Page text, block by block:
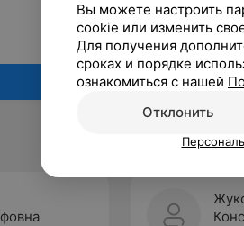
Вы можете настроить
cookie или изменить
Для получения
сроках и порядке
ознакомиться с нашей
Отклонить